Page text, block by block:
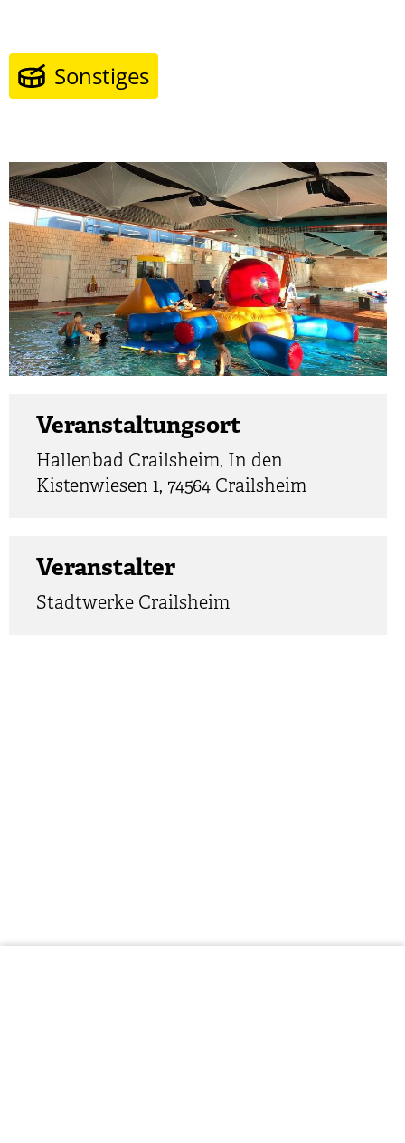
Sonstiges
Veranstaltungsort
Hallenbad Crailsheim, In den
Kistenwiesen 1, 74564 Crailsheim
Veranstalter
Stadtwerke Crailsheim